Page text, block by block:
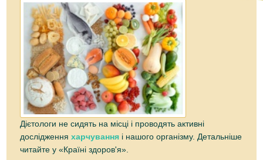
Дієтологи не сидять на місці і проводять активні
дослідженняхарчування і нашого організму. Детальніше
читайте у «Країні здоров'я».